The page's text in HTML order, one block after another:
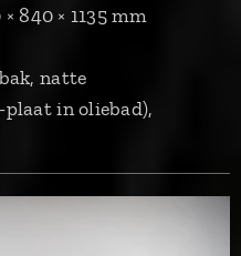
840 × 1135 mm
natte
in oliebad),